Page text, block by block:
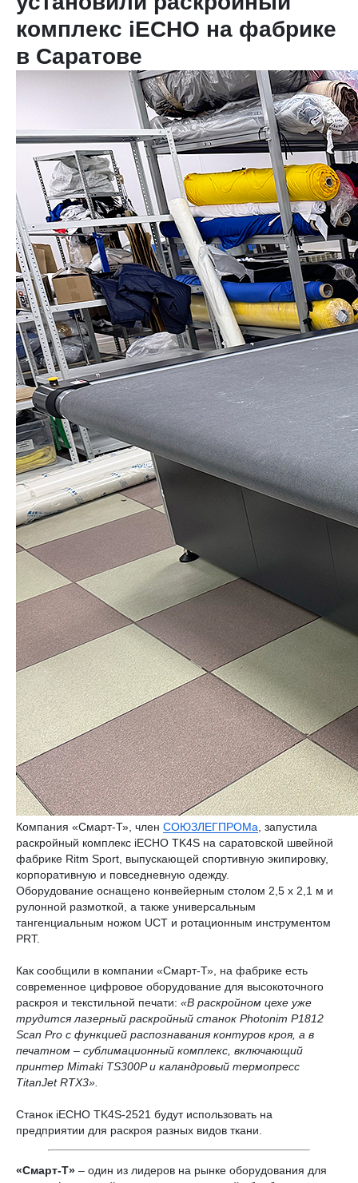
комплекс iECHO на фабрике
в Саратове
Компания «Смарт-Т», член СОЮЗЛЕГПРОМа , запустила
раскройный комплекс iECHO TK4S на саратовской швейной
фабрике Ritm Sport, выпускающей спортивную экипировку,
корпоративную и повседневную одежду.
Оборудование оснащено конвейерным столом 2,5 х 2,1 м и
рулонной размоткой, а также универсальным
тангенциальным ножом UCT и ротационным инструментом
PRT.
Как сообщили в компании «Смарт-Т», на фабрике есть
современное цифровое оборудование для высокоточного
раскроя и текстильной печати: «В раскройном цехе уже
трудится лазерный раскройный станок Photonim P1812
Scan Pro с функцией распознавания контуров кроя, а в
печатном – сублимационный комплекс, включающий
принтер Mimaki TS300P и каландровый термопресс
TitanJet RTX3».
Станок iECHO TK4S-2521 будут использовать на
предприятии для раскроя разных видов ткани.
«Смарт-Т» – один из лидеров на рынке оборудования для